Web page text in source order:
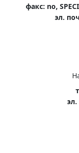
факс: no,
эл.
эл.